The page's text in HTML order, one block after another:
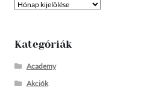
Archívum
Kategóriák
Academy
Akciók